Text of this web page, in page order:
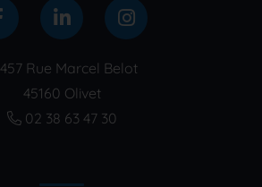
457 Rue Marcel Belot
45160 Olivet
02 38 63 47 30